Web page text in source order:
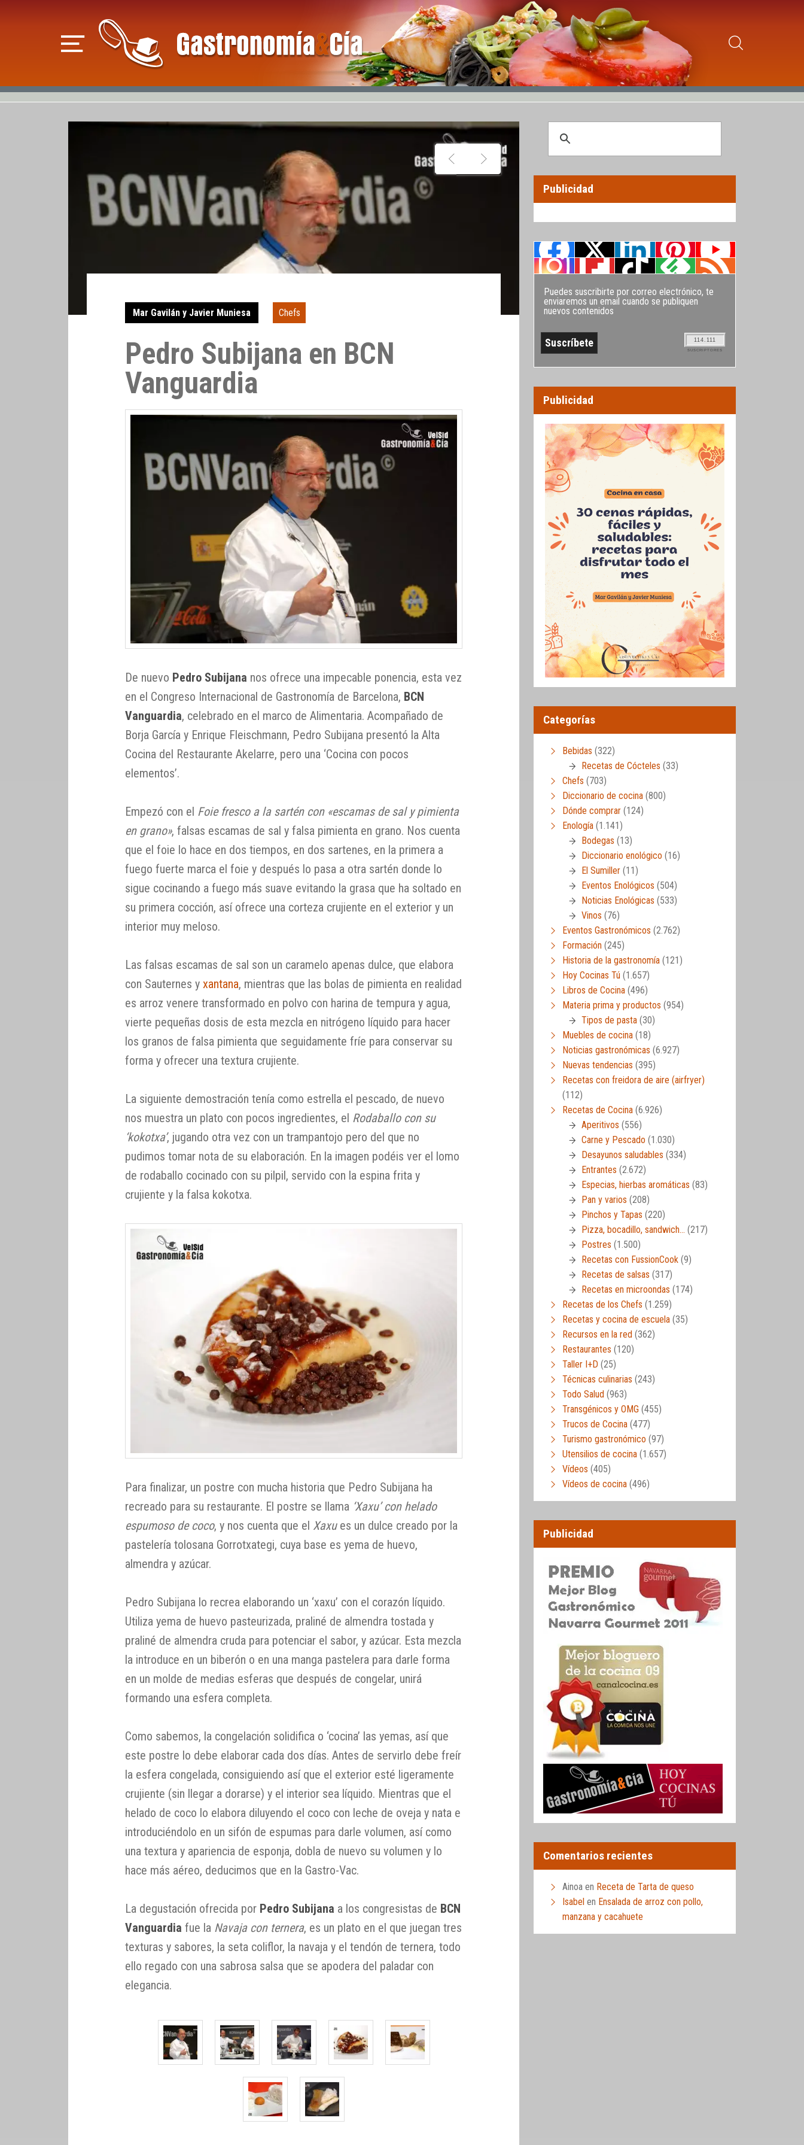
Mar Gavilán y Javier Muniesa Chefs
Pedro Subijana en BCN
Vanguardia
De nuevo Pedro Subijana nos ofrece una impecable ponencia, esta vez
en el Congreso Internacional de Gastronomía de Barcelona, BCN
Vanguardia, celebrado en el marco de Alimentaria. Acompañado de
Borja García y Enrique Fleischmann, Pedro Subijana presentó la Alta
Cocina del Restaurante Akelarre, pero una ‘Cocina con pocos
elementos’.
Empezó con el Foie fresco a la sartén con «escamas de sal y pimienta
en grano», falsas escamas de sal y falsa pimienta en grano. Nos cuenta
que el foie lo hace en dos tiempos, en dos sartenes, en la primera a
fuego fuerte marca el foie y después lo pasa a otra sartén donde lo
sigue cocinando a fuego más suave evitando la grasa que ha soltado en
su primera cocción, así ofrece una corteza crujiente en el exterior y un
interior muy meloso.
Las falsas escamas de sal son un caramelo apenas dulce, que elabora
con Sauternes yxantana, mientras que las bolas de pimienta en realidad
es arroz venere transformado en polvo con harina de tempura y agua,
vierte pequeñas dosis de esta mezcla en nitrógeno líquido para hacer
los granos de falsa pimienta que seguidamente fríe para conservar su
forma y ofrecer una textura crujiente.
La siguiente demostración tenía como estrella el pescado, de nuevo
nos muestra un plato con pocos ingredientes, el Rodaballo con su
‘kokotxa’, jugando otra vez con un trampantojo pero del que no
pudimos tomar nota de su elaboración. En la imagen podéis ver el lomo
de rodaballo cocinado con su pilpil, servido con la espina frita y
crujiente y la falsa kokotxa.
Para finalizar, un postre con mucha historia que Pedro Subijana ha
recreado para su restaurante. El postre se llama ‘Xaxu’ con helado
espumoso de coco, y nos cuenta que el Xaxues un dulce creado por la
pastelería tolosana Gorrotxategi, cuya base es yema de huevo,
almendra y azúcar.
Pedro Subijana lo recrea elaborando un ‘xaxu’ con el corazón líquido.
Utiliza yema de huevo pasteurizada, praliné de almendra tostada y
praliné de almendra cruda para potenciar el sabor, y azúcar. Esta mezcla
la introduce en un biberón o en una manga pastelera para darle forma
en un molde de medias esferas que después de congelar, unirá
formando una esfera completa.
Como sabemos, la congelación solidifica o ‘cocina’ las yemas, así que
este postre lo debe elaborar cada dos días. Antes de servirlo debe freír
la esfera congelada, consiguiendo así que el exterior esté ligeramente
crujiente (sin llegar a dorarse) y el interior sea líquido. Mientras que el
helado de coco lo elabora diluyendo el coco con leche de oveja y nata e
introduciéndolo en un sifón de espumas para darle volumen, así como
una textura y apariencia de esponja, dobla de nuevo su volumen y lo
hace más aéreo, deducimos que en la Gastro-Vac.
La degustación ofrecida por Pedro Subijana a los congresistas de BCN
Vanguardia fue la Navaja con ternera, es un plato en el que juegan tres
texturas y sabores, la seta coliflor, la navaja y el tendón de ternera, todo
ello regado con una sabrosa salsa que se apodera del paladar con
elegancia.
Publicidad
Puedes suscribirte por correo electrónico, te
enviaremos un email cuando se publiquen
nuevos contenidos
114.111
SUSCRIPTORES
Publicidad
Categorías
Bebidas (322)
Recetas de Cócteles (33)
Chefs (703)
Diccionario de cocina (800)
Dónde comprar (124)
Enología (1.141)
Bodegas (13)
Diccionario enológico (16)
El Sumiller (11)
Eventos Enológicos (504)
Noticias Enológicas (533)
Vinos (76)
Eventos Gastronómicos (2.762)
Formación (245)
Historia de la gastronomía (121)
Hoy Cocinas Tú (1.657)
Libros de Cocina (496)
Materia prima y productos (954)
Tipos de pasta (30)
Muebles de cocina (18)
Noticias gastronómicas (6.927)
Nuevas tendencias (395)
Recetas con freidora de aire (airfryer)
(112)
Recetas de Cocina (6.926)
Aperitivos (556)
Carne y Pescado (1.030)
Desayunos saludables (334)
Entrantes (2.672)
Especias, hierbas aromáticas (83)
Pan y varios (208)
Pinchos y Tapas (220)
Pizza, bocadillo, sandwich… (217)
Postres (1.500)
Recetas con FussionCook (9)
Recetas de salsas (317)
Recetas en microondas (174)
Recetas de los Chefs (1.259)
Recetas y cocina de escuela (35)
Recursos en la red (362)
Restaurantes (120)
Taller I+D (25)
Técnicas culinarias (243)
Todo Salud (963)
Transgénicos y OMG (455)
Trucos de Cocina (477)
Turismo gastronómico (97)
Utensilios de cocina (1.657)
Vídeos (405)
Vídeos de cocina (496)
Publicidad
Comentarios recientes
Ainoa en Receta de Tarta de queso
Isabel en Ensalada de arroz con pollo,
manzana y cacahuete